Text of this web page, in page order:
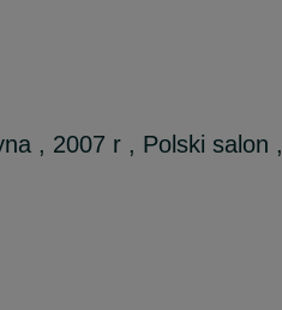
, 2007 r , Polski salon ,